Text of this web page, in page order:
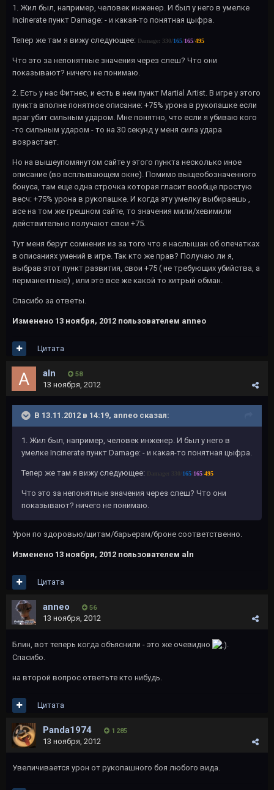
1. Жил был, например, человек инженер. И был у него в умелке
Incinerate пункт Damage: - и какая-то понятная цыфра.
Тепер же там я вижу следующее: Damage: 330/165/165/495
Что это за непонятные значения через слеш? Что они
показывают? ничего не понимаю.
2. Есть у нас Фитнес, и есть в нем пункт Martial Artist. В игре у этого
пункта вполне понятное описание: +75% урона в рукопашке если
враг убит сильным ударом. Мне понятно, что если я убиваю кого
-то сильным ударом - то на 30 секунд у меня сила удара
возрастает.
Но на вышеупомянутом сайте у этого пункта несколько иное
описание (во всплывающем окне). Помимо выщеобозначенного
бонуса, там еще одна строчка которая гласит вообще простую
весч: +75% урона в рукопашке. И когда эту умелку выбираешь ,
все на том же грешном сайте, то значения мили/хевимили
действительно получают свои +75.
Тут меня берут сомнения из за того что я наслышан об опечатках
в описаниях умений в игре. Так кто же прав? Получаю ли я,
выбрав этот пункт развития, свои +75 ( не требующих убийства, а
перманентные) , или это все же какой то хитрый обман.
Спасибо за ответы.
Изменено 13 ноября, 2012 пользователем anneo
Цитата
aln 58
13 ноября, 2012
В 13.11.2012 в 14:19, anneo сказал:
1. Жил был, например, человек инженер. И был у него в
умелке Incinerate пункт Damage: - и какая-то понятная цыфра.
Тепер же там я вижу следующее: 165 165 495
Что это за непонятные значения через слеш? Что они
показывают? ничего не понимаю.
Урон по здоровью/щитам/барьерам/броне соответственно.
Изменено 13 ноября, 2012 пользователем aln
Цитата
anneo 56
13 ноября, 2012
Блин, вот теперь когда объяснили - это же очевидно
.
Спасибо.
на второй вопрос ответьте кто нибудь.
Цитата
Panda1974 1 285
13 ноября, 2012
Увеличивается урон от рукопашного боя любого вида.